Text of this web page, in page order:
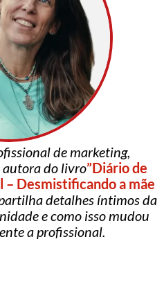
de marketing,
do livro”Diário de
– Desmistificando a mãe
detalhes íntimos da
e como isso mudou
a profissional.